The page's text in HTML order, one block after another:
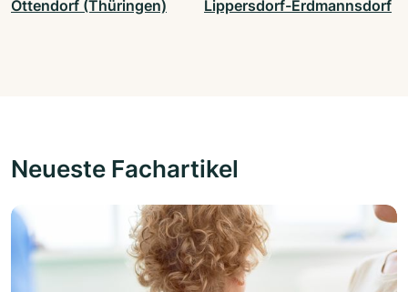
Ottendorf (Thüringen) Lippersdorf-Erdmannsdorf
Neueste Fachartikel